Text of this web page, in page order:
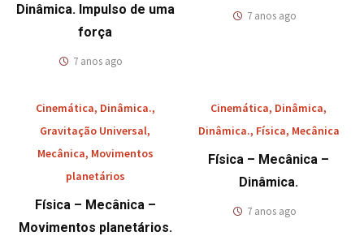
Dinâmica. Impulso de uma
força
7 anos ago
7 anos ago
Cinemática, Dinâmica.,
Gravitação Universal,
Mecânica, Movimentos
planetários
Física – Mecânica –
Movimentos planetários.
Cinemática, Dinâmica,
Dinâmica., Física, Mecânica
Física – Mecânica –
Dinâmica.
7 anos ago